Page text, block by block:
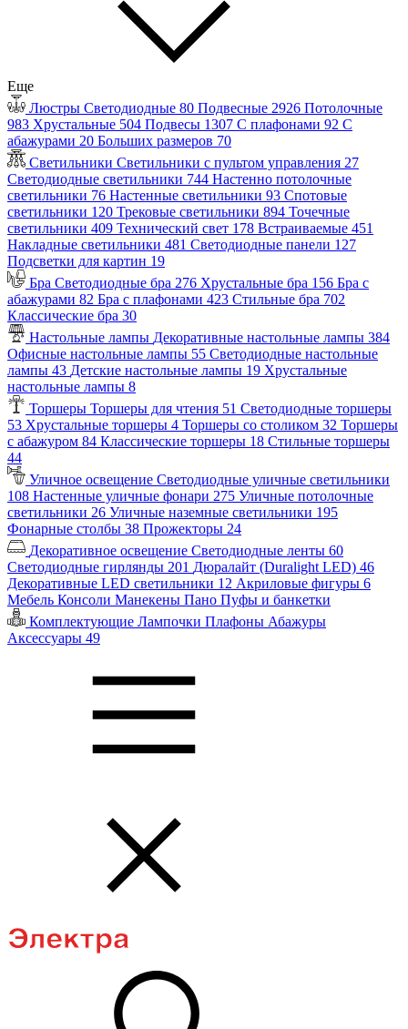
Еще
Люстры Светодиодные 80 Подвесные 2926 Потолочные
983 Хрустальные 504 Подвесы 1307 С плафонами 92 С
абажурами 20 Больших размеров 70
Светильники Светильники с пультом управления 27
Светодиодные светильники 744 Настенно потолочные
светильники 76 Настенные светильники 93 Спотовые
светильники 120 Трековые светильники 894 Точечные
светильники 409 Технический свет 178 Встраиваемые 451
Накладные светильники 481 Светодиодные панели 127
Подсветки для картин 19
Бра Светодиодные бра 276 Хрустальные бра 156 Бра с
абажурами 82 Бра с плафонами 423 Стильные бра 702
Классические бра 30
Настольные лампы Декоративные настольные лампы 384
Офисные настольные лампы 55 Светодиодные настольные
лампы 43 Детские настольные лампы 19 Хрустальные
настольные лампы 8
Торшеры Торшеры для чтения 51 Светодиодные торшеры
53 Хрустальные торшеры 4 Торшеры со столиком 32 Торшеры
с абажуром 84 Классические торшеры 18 Стильные торшеры
44
Уличное освещение Светодиодные уличные светильники
108 Настенные уличные фонари 275 Уличные потолочные
светильники 26 Уличные наземные светильники 195
Фонарные столбы 38 Прожекторы 24
Декоративное освещение Светодиодные ленты 60
Светодиодные гирлянды 201 Дюралайт (Duralight LED) 46
Декоративные LED светильники 12 Акриловые фигуры 6
Мебель Консоли Манекены Пано Пуфы и банкетки
Комплектующие Лампочки Плафоны Абажуры
Аксессуары 49